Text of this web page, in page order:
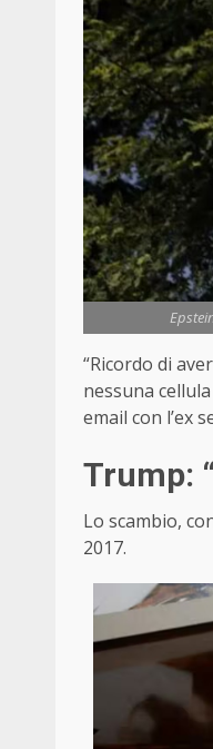
“Ricordo di
nessuna
email con l’ex
Trump:
Lo scambio,
2017.